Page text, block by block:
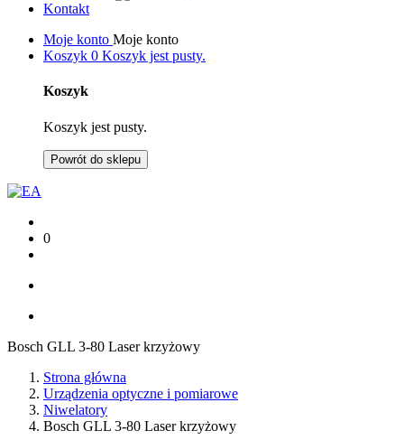
Kontakt
Moje konto Moje konto
Koszyk 0 Koszyk jest pusty.
Koszyk
Koszyk jest pusty.
Powrót do sklepu
0
Bosch GLL 3-80 Laser krzyżowy
Strona główna
Urządzenia optyczne i pomiarowe
Niwelatory
Bosch GLL 3-80 Laser krzyżowy